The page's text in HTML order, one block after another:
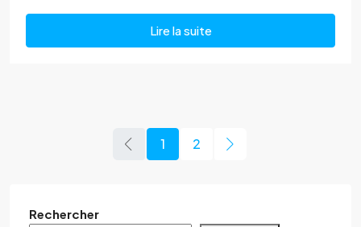
Lire la suite
1 2
Rechercher